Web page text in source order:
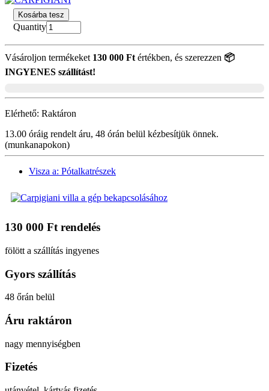
Kosárba tesz
Quantity
Vásároljon termékeket 130 000 Ft értékben, és szerezzen 📦
INGYENES szállítást!
Elérhető: Raktáron
13.00 óráig rendelt áru, 48 órán belül kézbesítjük önnek.
(munkanapokon)
Visza a: Pótalkatrészek
130 000 Ft rendelés
fölött a szállítás ingyenes
Gyors szállítás
48 őrán belül
Áru raktáron
nagy mennyiségben
Fizetés